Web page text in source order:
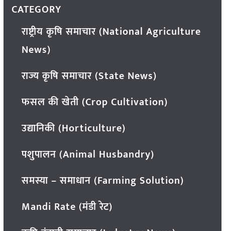
CATEGORY
राष्ट्रीय कृषि समाचार (National Agriculture
News)
राज्य कृषि समाचार (State News)
फसल की खेती (Crop Cultivation)
उद्यानिकी (Horticulture)
पशुपालन (Animal Husbandry)
समस्या – समाधान (Farming Solution)
Mandi Rate (मंडी रेट)